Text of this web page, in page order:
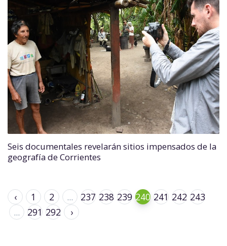
Seis documentales revelarán sitios impensados de la
geografía de Corrientes
‹ 1 2 ... 237 238 239 240 241 242 243
...
291 292 ›